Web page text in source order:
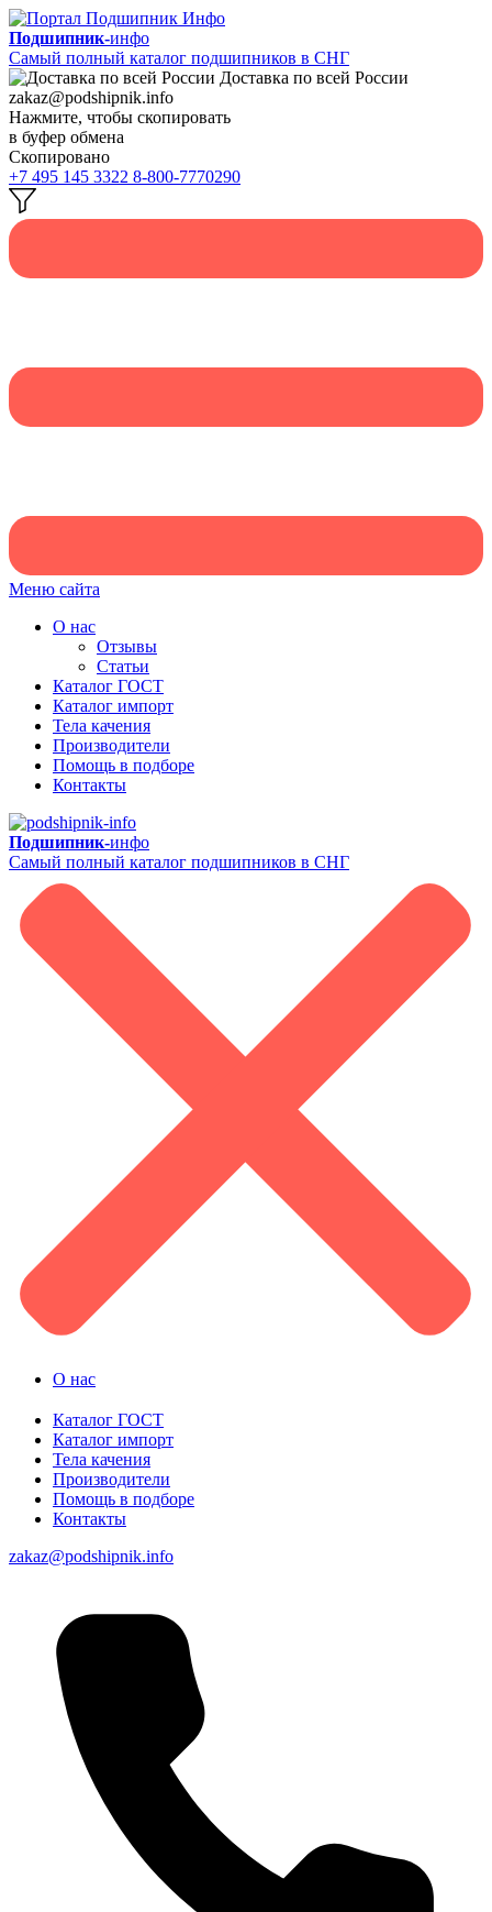
Подшипник-инфо
Самый полный каталог подшипников в СНГ
Доставка по всей России
zakaz@podshipnik.info
Нажмите, чтобы скопировать
в буфер обмена
Скопировано
+7 495 145 3322 8-800-7770290
Меню сайта
О нас
Отзывы
Статьи
Каталог ГОСТ
Каталог импорт
Тела качения
Производители
Помощь в подборе
Контакты
Подшипник-инфо
Самый полный каталог подшипников в СНГ
О нас
Каталог ГОСТ
Каталог импорт
Тела качения
Производители
Помощь в подборе
Контакты
zakaz@podshipnik.info